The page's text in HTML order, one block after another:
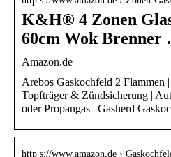
K&H® 4 Zonen
60cm Wok Brenner
Amazon.de
Arebos Gaskochfeld 2 Flammen
Topfträger & Zündsicherung |
oder Propangas | Gasherd
http s://www.amazon.de ›